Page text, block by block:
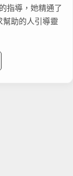
指導，她精通了
幫助的人引導靈